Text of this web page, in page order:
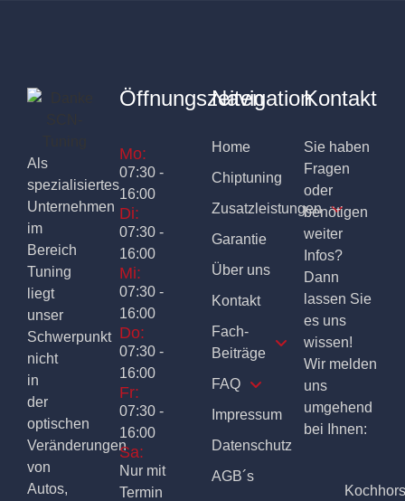
Als
spezialisiertes
Unternehmen
im
Bereich
Tuning
liegt
unser
Schwerpunkt
nicht
in
der
optischen
Veränderungen
von
Autos,
Öffnungszeiten
Mo:
07:30 -
16:00
Di:
07:30 -
16:00
Mi:
07:30 -
16:00
Do:
07:30 -
16:00
Fr:
07:30 -
16:00
Sa:
Nur mit
Termin
Navigation
Home
Chiptuning
Zusatzleistungen
Garantie
Über uns
Kontakt
Fach-
Beiträge
FAQ
Impressum
Datenschutz
AGB´s
Kontakt
Sie haben
Fragen
oder
benötigen
weiter
Infos?
Dann
lassen Sie
es uns
wissen!
Wir melden
uns
umgehend
bei Ihnen: